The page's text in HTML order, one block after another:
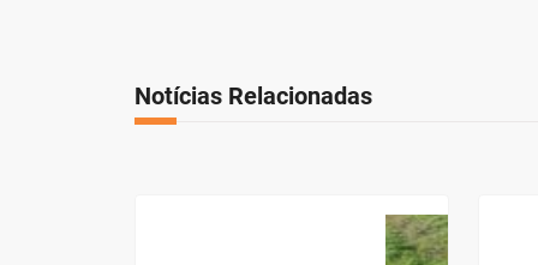
Notícias Relacionadas